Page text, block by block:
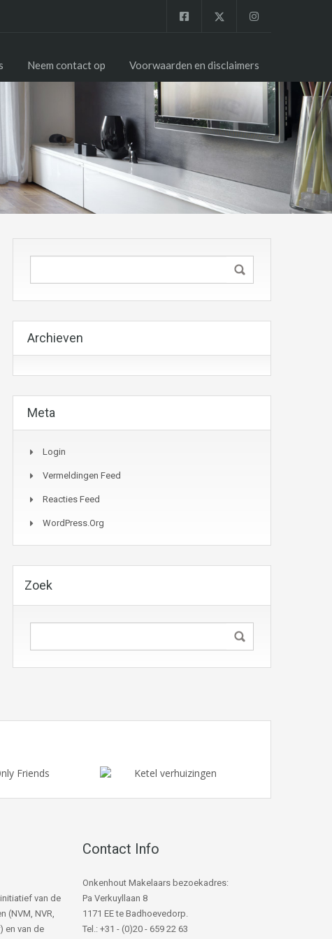
Neem contact op Voorwaarden en disclaimers
Archieven
Meta
Login
Vermeldingen Feed
Reacties Feed
WordPress.org
Zoek
van de
(NVM, NVR,
en van de
Contact Info
Onkenhout Makelaars bezoekadres:
Pa Verkuyllaan 8
1171 EE te Badhoevedorp.
Tel.: +31 - (0)20 - 659 22 63